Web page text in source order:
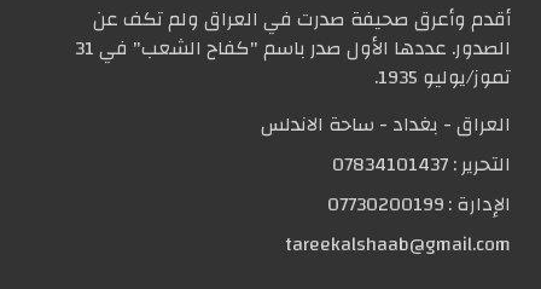
أقدم وأعرق صحيفة صدرت في العراق ولم تكف عن
الصدور. عددها الأول صدر باسم "كفاح الشعب" في 31
تموز/يوليو 1935.
العراق - بغداد - ساحة الاندلس
التحریر :07834101437
الإدارة :07730200199
tareekalshaab@gmail.com